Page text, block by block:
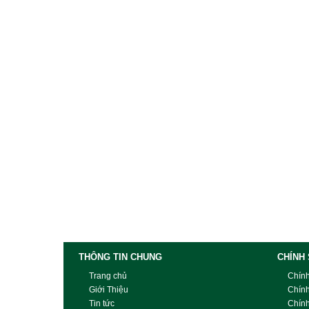
THÔNG TIN CHUNG
Trang chủ
Giới Thiệu
Tin tức
CHÍNH